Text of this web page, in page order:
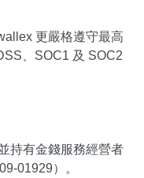
更嚴格遵守最高
、SOC1 及 SOC2
持有金錢服務經營者
01929）。